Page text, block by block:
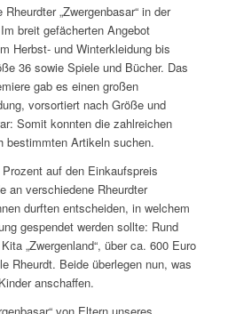
„Zwergenbasar“ in der
breit gefächerten Angebot
Herbst- und Winterkleidung bis
36 sowie Spiele und Bücher. Das
gab es einen großen
vorsortiert nach Größe und
Somit konnten die zahlreichen
bestimmten Artikeln suchen.
auf den Einkaufspreis
an verschiedene Rheurdter
durften entscheiden, in welchem
gespendet werden sollte: Rund
„Zwergenland“, über ca. 600 Euro
Rheurdt. Beide überlegen nun, was
anschaffen.
von Eltern unseres